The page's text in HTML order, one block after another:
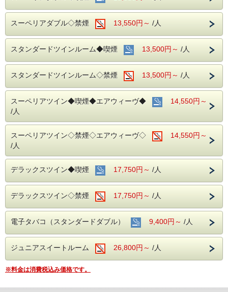
スーペリアダブル◇禁煙 13,550円～ /人
スタンダードツインルーム◆喫煙 13,500円～ /人
スタンダードツインルーム◇禁煙 13,500円～ /人
スーペリアツイン◆喫煙◆エアウィーヴ◆
14,550円～
/人
スーペリアツイン◇禁煙◇エアウィーヴ◇
14,550円～
/人
デラックスツイン◆喫煙 17,750円～ /人
デラックスツイン◇禁煙 17,750円～ /人
電子タバコ（スタンダードダブル） 9,400円～ /人
ジュニアスイートルーム 26,800円～ /人
※料金は消費税込み価格です。